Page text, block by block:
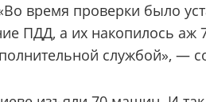
время проверки было
ПДД, а их накопилось аж
службой», —